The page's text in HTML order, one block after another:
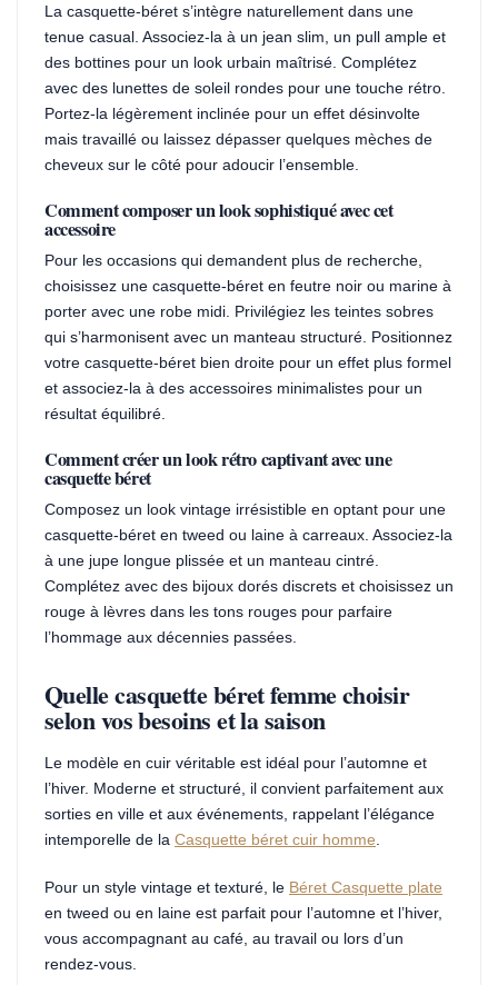
La casquette-béret s’intègre naturellement dans une
tenue casual. Associez-la à un jean slim, un pull ample et
des bottines pour un look urbain maîtrisé. Complétez
avec des lunettes de soleil rondes pour une touche rétro.
Portez-la légèrement inclinée pour un effet désinvolte
mais travaillé ou laissez dépasser quelques mèches de
cheveux sur le côté pour adoucir l’ensemble.
Comment composer un look sophistiqué avec cet
accessoire
Pour les occasions qui demandent plus de recherche,
choisissez une casquette-béret en feutre noir ou marine à
porter avec une robe midi. Privilégiez les teintes sobres
qui s’harmonisent avec un manteau structuré. Positionnez
votre casquette-béret bien droite pour un effet plus formel
et associez-la à des accessoires minimalistes pour un
résultat équilibré.
Comment créer un look rétro captivant avec une
casquette béret
Composez un look vintage irrésistible en optant pour une
casquette-béret en tweed ou laine à carreaux. Associez-la
à une jupe longue plissée et un manteau cintré.
Complétez avec des bijoux dorés discrets et choisissez un
rouge à lèvres dans les tons rouges pour parfaire
l’hommage aux décennies passées.
Quelle casquette béret femme choisir
selon vos besoins et la saison
Le modèle en cuir véritable est idéal pour l’automne et
l’hiver. Moderne et structuré, il convient parfaitement aux
sorties en ville et aux événements, rappelant l’élégance
intemporelle de la Casquette béret cuir homme.
Pour un style vintage et texturé, le Béret Casquette plate
en tweed ou en laine est parfait pour l’automne et l’hiver,
vous accompagnant au café, au travail ou lors d’un
rendez-vous.